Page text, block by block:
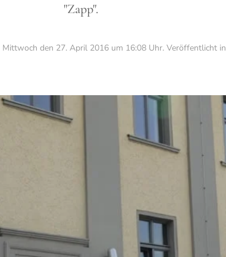
"Zapp".
Mittwoch den 27. April 2016 um 16:08 Uhr. Veröffentlicht in